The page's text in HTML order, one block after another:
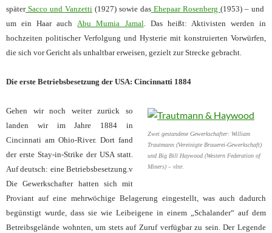
späterSacco und Vanzetti (1927) sowie das Ehepaar Rosenberg (1953) – und
um ein Haar auchAbu Mumia Jamal. Das heißt: Aktivisten werden in
hochzeiten politischer Verfolgung und Hysterie mit konstruierten Vorwürfen,
die sich vor Gericht als unhaltbar erweisen, gezielt zur Strecke gebracht.
Die erste Betriebsbesetzung der USA: Cincinnatti 1884
Zwei gestandene Gewerkschafter: William
Trautmann (Vereinigte Brauerei-Gewerkschaft)
und Big Bill Haywood (Western Federation of
Miners) – vlnr.
Gehen wir noch weiter zurück so
landen wir im Jahre 1884 in
Cincinnati am Ohio-River. Dort fand
der erste Stay-in-Strike der USA statt.
Auf deutsch: eine Betriebsbesetzung.v
Die Gewerkschafter hatten sich mit
Proviant auf eine mehrwöchige Belagerung eingestellt, was auch dadurch
begünstigt wurde, dass sie wie Leibeigene in einem „Schalander“ auf dem
Betreibsgelände wohnten, um stets auf Zuruf verfügbar zu sein. Der Legende